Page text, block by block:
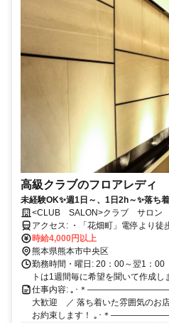
高級クラブのフロアレディ
未経験OK✨週1日～、1日2h～✨落ち
地ばつぐん✨ノルマ・ペナルティなし
<CLUB SALON>クラブ サロン
アクセス: ・「花畑町」電停より徒歩4分 ・「通町筋」電停より徒歩4
分 ・「辛島町」電停より徒歩7分
時給4,000円以上
熊本県熊本市中央区
勤務時間・曜日: 20：00～翌1：00
トは1週間毎に希望を聞いて作成
仕事内容: ｡･＊
大歓迎 ／ 落ち着いた雰囲気のお
お約束します！ ｡･＊